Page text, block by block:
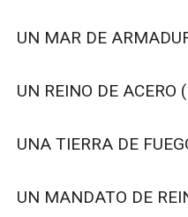
UN MAR DE
UN REINO DE
UNA TIERRA DE
UN MANDATO DE